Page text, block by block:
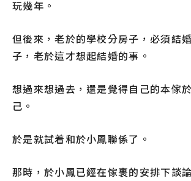
玩幾年。
但後來，老於的學校分房子，必須結
子，老於這才想起結婚的事。
想過來想過去，還是覺得自己的本傢
己。
於是就試着和於小鳳聯係了。
那時，於小鳳已經在傢裹的安排下談